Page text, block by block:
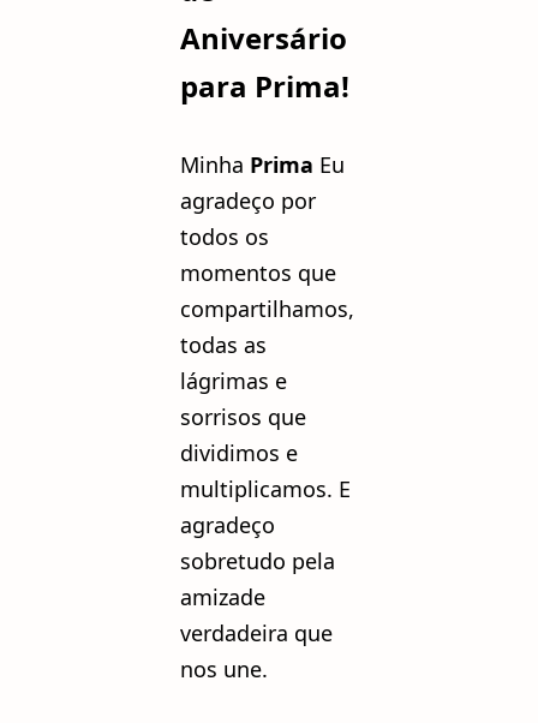
Aniversário
para Prima!
Minha Prima Eu
agradeço por
todos os
momentos que
compartilhamos,
todas as
lágrimas e
sorrisos que
dividimos e
multiplicamos. E
agradeço
sobretudo pela
amizade
verdadeira que
nos une.